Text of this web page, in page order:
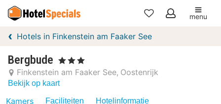
Mijn
favorieten
menu
Hotels in Finkenstein am Faaker See
Bergbude , 3 Sterren
Finkenstein am Faaker See Oostenrijk
Bekijk op kaart
Kamers Faciliteiten Hotelinformatie